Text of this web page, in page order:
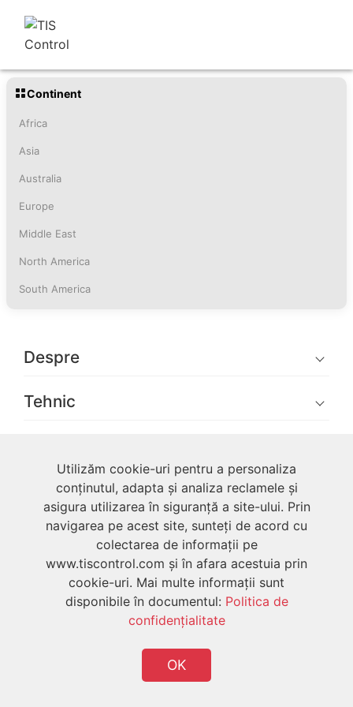
Continent
Africa
Asia
Australia
Europe
Middle East
North America
South America
Despre
Tehnic
Drepturi de autor © 2026 Toate drepturile
rezervate TIS
Utilizăm cookie-uri pentru a personaliza
conținutul, adapta și analiza reclamele și
asigura utilizarea în siguranță a site-ului. Prin
navigarea pe acest site, sunteți de acord cu
colectarea de informații pe
www.tiscontrol.com și în afara acestuia prin
cookie-uri. Mai multe informații sunt
disponibile în documentul: Politica de
confidenţialitate
OK